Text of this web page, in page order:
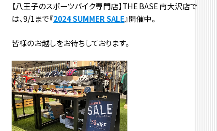
【八王子のスポーツバイク専門店】THE BASE 南大沢店で
は、9/1まで『2024 SUMMER SALE』開催中。
皆様のお越しをお待ちしております。